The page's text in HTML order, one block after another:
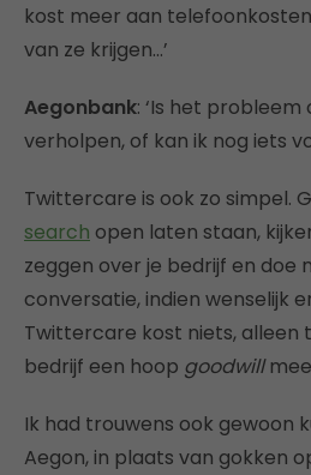
kost meer aan
van ze krijgen…’
Aegonbank: ‘Is het
verholpen, of kan ik nog iets
Twittercare is ook zo simpel.
search open laten staan,
zeggen over je bedrijf en doe
conversatie, indien wenselijk
Twittercare kost niets, alleen
bedrijf een hoop goodwill
Ik had trouwens ook gewoon
Aegon, in plaats van gokken